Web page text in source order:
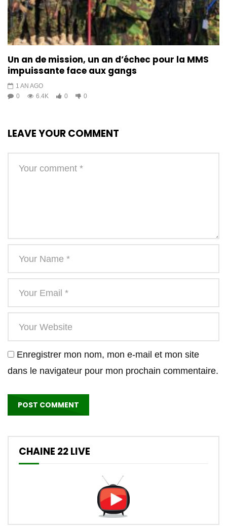
Un an de mission, un an d’échec pour la MMS
impuissante face aux gangs
1 AN AGO
0
6.4K 0 0
LEAVE YOUR COMMENT
Enregistrer mon nom, mon e-mail et mon site
dans le navigateur pour mon prochain commentaire.
CHAINE 22 LIVE